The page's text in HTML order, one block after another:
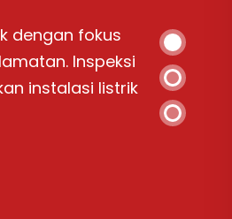
standar.
serta
dalam